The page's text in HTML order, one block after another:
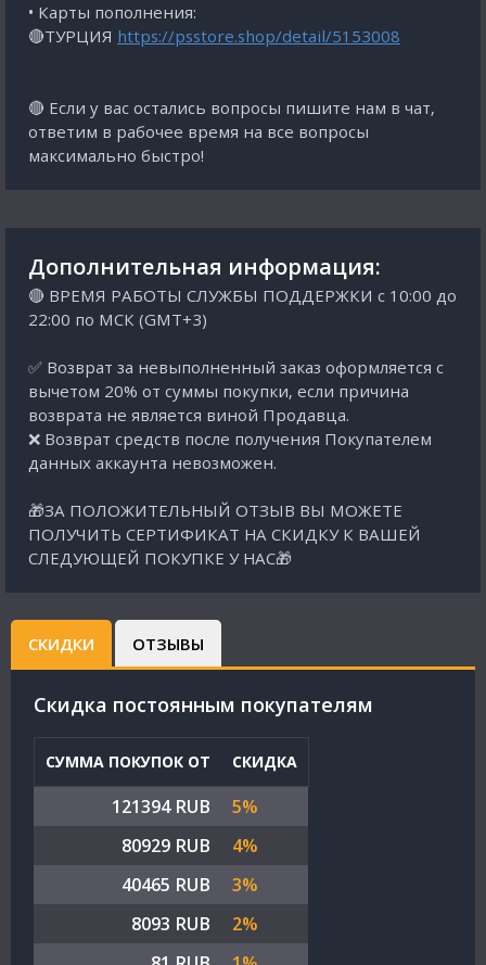
• Карты пополнения:
🔴ТУРЦИЯ https://psstore.shop/detail/5153008
🔴 Если у вас остались вопросы пишите нам в чат,
ответим в рабочее время на все вопросы
максимально быстро!
Дополнительная информация:
🔴 ВРЕМЯ РАБОТЫ СЛУЖБЫ ПОДДЕРЖКИ с 10:00 до
22:00 по МСК (GMT+3)
✅ Возврат за невыполненный заказ оформляется с
вычетом 20% от суммы покупки, если причина
возврата не является виной Продавца.
❌ Возврат средств после получения Покупателем
данных аккаунта невозможен.
🎁ЗА ПОЛОЖИТЕЛЬНЫЙ ОТЗЫВ ВЫ МОЖЕТЕ
ПОЛУЧИТЬ СЕРТИФИКАТ НА СКИДКУ К ВАШЕЙ
СЛЕДУЮЩЕЙ ПОКУПКЕ У НАС🎁
СКИДКИ ОТЗЫВЫ
Cкидка постоянным покупателям
СУММА ПОКУПОК ОТ СКИДКА
121394 RUB
5%
80929 RUB
4%
40465 RUB
3%
8093 RUB
2%